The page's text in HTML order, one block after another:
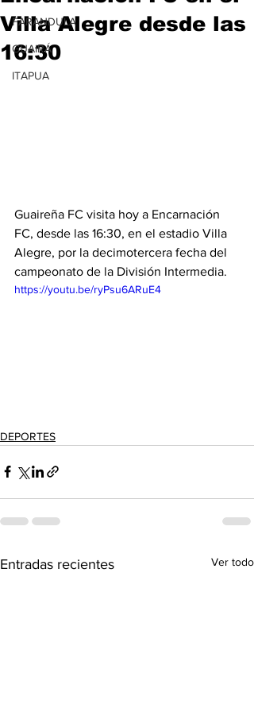
FARANDULA
GUAIRÁ
ITAPUA
Villa Alegre desde las
16:30
Guaireña FC visita hoy a Encarnación
FC, desde las 16:30, en el estadio Villa
Alegre, por la decimotercera fecha del
campeonato de la División Intermedia.
https://youtu.be/ryPsu6ARuE4
DEPORTES
Entradas recientes Ver todo